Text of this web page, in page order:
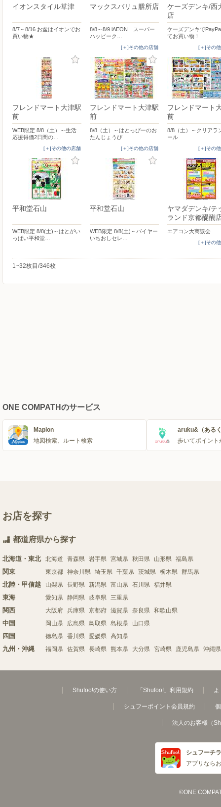
イオンスタイル草津
8/7～8/16 お盆はイオンでお
買い物★
マックスバリュ膳所店
8/8～8/9 iAEON スーパー
ハッピーク…
[＋]その他の店舗
ケーズデンキ/西
店
ケーズデンキで
てお買い物！
[＋]その
フレンドマート大津駅
前
WEB限定 8/8（土）～生活
応援得価2日間の…
[＋]その他の店舗
フレンドマート大津駅
前
8/8（土）～はとっぴーのお
たんじょうび
[＋]その他の店舗
フレンドマート
前
8/8（土）～クリアラ
ール
[＋]その
平和堂石山
WEB限定 8/8(土)～はとがい
っぱい平和堂…
平和堂石山
WEB限定 8/8(土)～バイヤー
いちおしセレ…
ヤマダデンキ/テ
ランド京都醍醐
エアコン大商談会
[＋]その
1~32枚目/346枚
ONE COMPATHのサービス
Mapion
地図検索、ルート検索
aruku&（ある
歩いてポイント
お店を探す
都道府県から探す
北海道・東北 北海道 青森県 岩手県 宮城県 秋田県 山形県 福島県
関東 東京都 神奈川県 埼玉県 千葉県 茨城県 栃木県 群馬県
北陸・甲信越 山梨県 長野県 新潟県 富山県 石川県 福井県
東海 愛知県 静岡県 岐阜県 三重県
関西 大阪府 兵庫県 京都府 滋賀県 奈良県 和歌山県
中国 岡山県 広島県 鳥取県 島根県 山口県
四国 徳島県 香川県 愛媛県 高知県
九州・沖縄 福岡県 佐賀県 長崎県 熊本県 大分県 宮崎県 鹿児島県 沖縄県
Shufoo!の使い方 「Shufoo!」利用規約 よ
シュフーポイント会員規約
法人のお客様（
シュフーチ
アプリなら
©ONE